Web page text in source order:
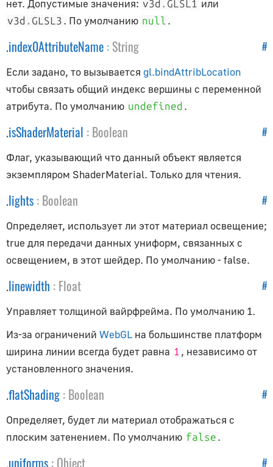
Texture
Типы данных
Типы BufferAttribute
Типы Ява Скрипта
Экспорт
GLTFExporter
Ядро
BufferAttribute
BufferGeometry
Clock
EventDispatcher
GLBufferAttribute
InstancedBufferAttribute
Layers
Object3D
Uniform
нет. Допустимые значения: v3d . GLSL1 или
v3d . GLSL3 . По умолчанию null .
#
.index0AttributeName : String
Если задано, то вызывается gl.bindAttribLocation
чтобы связать общий индекс вершины с переменной
атрибута. По умолчанию undefined .
#
.isShaderMaterial : Boolean
Флаг, указывающий что данный объект является
экземпляром ShaderMaterial. Только для чтения.
#
.lights : Boolean
Определяет, использует ли этот материал освещение;
true для передачи данных униформ, связанных с
освещением, в этот шейдер. По умолчанию - false.
#
.linewidth : Float
Управляет толщиной вайрфрейма. По умолчанию 1.
Из-за ограничений WebGL на большинстве платформ
ширина линии всегда будет равна 1 , независимо от
установленного значения.
#
.flatShading : Boolean
Определяет, будет ли материал отображаться с
плоским затенением. По умолчанию false .
#
.uniforms : Object